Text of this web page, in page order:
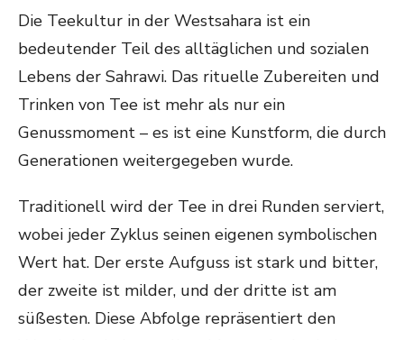
Die Teekultur in der Westsahara ist ein
bedeutender Teil des alltäglichen und sozialen
Lebens der Sahrawi. Das rituelle Zubereiten und
Trinken von Tee ist mehr als nur ein
Genussmoment – es ist eine Kunstform, die durch
Generationen weitergegeben wurde.
Traditionell wird der Tee in drei Runden serviert,
wobei jeder Zyklus seinen eigenen symbolischen
Wert hat. Der erste Aufguss ist stark und bitter,
der zweite ist milder, und der dritte ist am
süßesten. Diese Abfolge repräsentiert den